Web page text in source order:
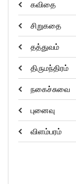
கவிதை
சிறுகதை
தத்துவம்
திருமந்திரம்
நகைச்சுவை
புனைவு
விளம்பரம்